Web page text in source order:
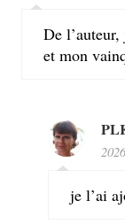
De
et mon
je l’ai